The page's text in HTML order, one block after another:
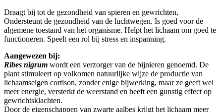
Draagt bij tot de gezondheid van spieren en gewrichten,
Ondersteunt de gezondheid van de luchtwegen. Is goed voor de
algemene toestand van het organisme. Helpt het lichaam om goed te
functioneren. Speelt een rol bij stress en inspanning.
Aangewezen bij:
Ribes nigrum wordt een verzorger van de bijnieren genoemd. De
plant stimuleert op volkomen natuurlijke wijze de productie van
lichaamseigen cortison, zonder enige bijwerking, maar ze geeft wel
meer energie, versterkt de weerstand en heeft een gunstig effect op
gewrichtsklachten.
Door de eigenschappen van zwarte aalbes krijgt het lichaam meer